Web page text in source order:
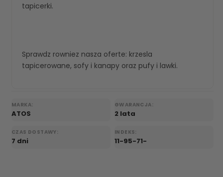
tapicerki.
Sprawdz rowniez nasza oferte: krzesla
tapicerowane, sofy i kanapy oraz pufy i lawki.
MARKA:
ATOS
GWARANCJA:
2 lata
CZAS DOSTAWY:
7 dni
INDEKS:
11-95-71-